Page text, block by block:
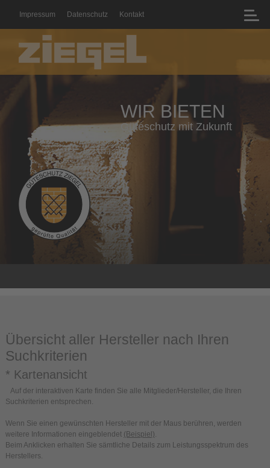
Impressum Datenschutz Kontakt
WIR BIETEN
Geprüfte Qualität mit Zertifikat
Übersicht aller Hersteller nach Ihren
Suchkriterien
* Kartenansicht
Auf der interaktiven Karte finden Sie alle Mitglieder/Hersteller, die Ihren
Suchkriterien entsprechen.
Wenn Sie einen gewünschten Hersteller mit der Maus berühren, werden
weitere Informationen eingeblendet (Beispiel).
Beim Anklicken erhalten Sie sämtliche Details zum Leistungsspektrum des
Herstellers.